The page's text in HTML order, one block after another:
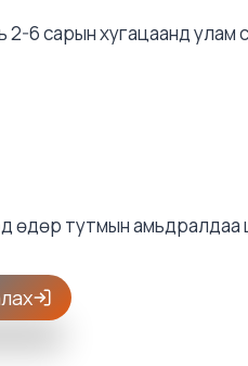
2-6 сарын хугацаанд улам
өдөр тутмын